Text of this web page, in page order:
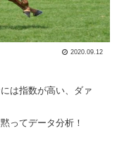
2020.09.12
は指数が高い、ダァ
ってデータ分析！